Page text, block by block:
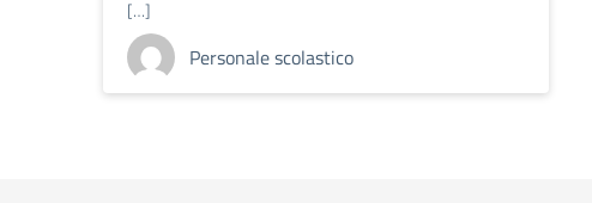
[…]
Personale scolastico